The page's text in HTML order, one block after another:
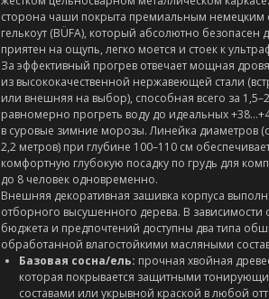
сторона чаши покрыта премиальным немецким
гелькоут (BÜFA), который абсолютно безопасен
приятен на ощупь, легко моется и стоек к
За эффективный прогрев отвечает мощная
из высококачественной нержавеющей стали
или внешняя на выбор), способная всего за
равномерно прогреть воду до идеальных
в суровые зимние морозы. Линейка диаметров
2,2 метров) при глубине 100–110 см
комфортную глубокую посадку по грудь для
до 8 человек одновременно.
Внешняя декоративная зашивка корпуса
отборного высушенного дерева. В зависимости
бюджета и предпочтений доступны два типа
обработанной влагостойкими масляными
Базовая сосна/ель: прочная хвойная
которая покрывается защитными
составами или укрывной краской в любой